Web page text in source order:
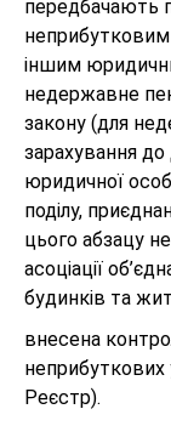
передбачають
неприбутковим
іншим
недержавне
закону (для
зарахування
юридичної
поділу,
цього абзацу
асоціації
будинків та
внесена
неприбуткових
Реєстр).